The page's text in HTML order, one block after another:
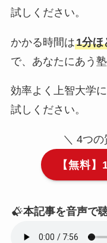
試しください。
かかる時間は1分ほ
で、あなたにあう
効率よく上智大学
試しください。
＼ 4つ
【無料
本記事を音声で